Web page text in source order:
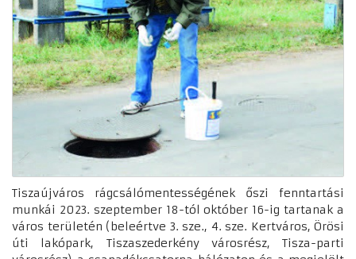
Tiszaújváros rágcsálómentességének őszi fenntartási
munkái 2023. szeptember 18-tól október 16-ig tartanak a
város területén (beleértve 3. sze., 4. sze. Kertváros, Örösi
úti lakópark, Tiszaszederkény városrész, Tisza-parti